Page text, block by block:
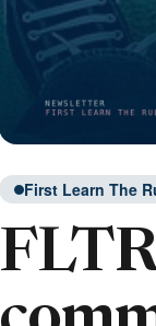
First Learn The